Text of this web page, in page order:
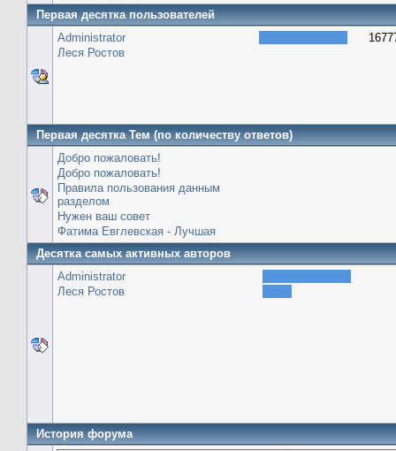
Первая десятка пользователей
Administrator
Леся Ростов
Первая десятка Тем (по количеству ответов)
Добро пожаловать!
Добро пожаловать!
Правила пользования данным
разделом
Нужен ваш совет
Фатима Евглевская - Лучшая
Десятка самых активных авторов
Administrator
Леся Ростов
История форума